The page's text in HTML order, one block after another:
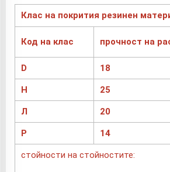
Клас на покрития резинен
Код на клас прочност на
D 18
H 25
Л 20
P 14
стойности на стойностите: